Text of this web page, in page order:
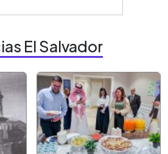
El Salvador